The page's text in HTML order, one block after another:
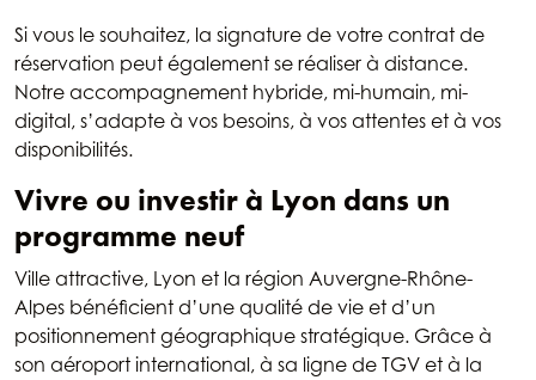
Si vous le souhaitez, la signature de votre contrat de
réservation peut également se réaliser à distance.
Notre accompagnement hybride, mi-humain, mi-
digital, s’adapte à vos besoins, à vos attentes et à vos
disponibilités.
Vivre ou investir à Lyon dans un
programme neuf
Ville attractive, Lyon et la région Auvergne-Rhône-
Alpes bénéficient d’une qualité de vie et d’un
positionnement géographique stratégique. Grâce à
son aéroport international, à sa ligne de TGV et à la